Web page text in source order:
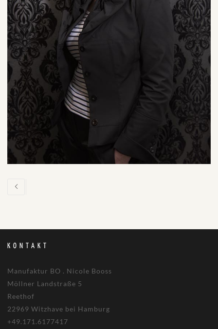
KONTAKT
Manufaktur BO . Nicole Booss
Möllner Landstraße 5
Reethof
22969 Witzhave bei Hamburg
+49.171.6177417